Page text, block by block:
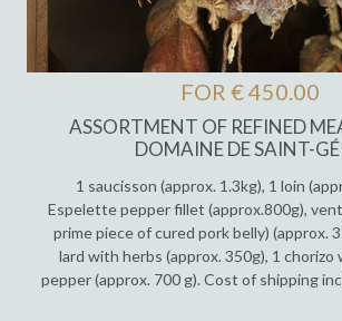
FOR € 450.00
ASSORTMENT OF REFINED
DOMAINE DE SAINT-
1 saucisson (approx. 1.3kg), 1 loin
Espelette pepper fillet (approx.800g),
prime piece of cured pork belly) (approx.
lard with herbs (approx. 350g), 1
pepper (approx. 700 g). Cost of shipping